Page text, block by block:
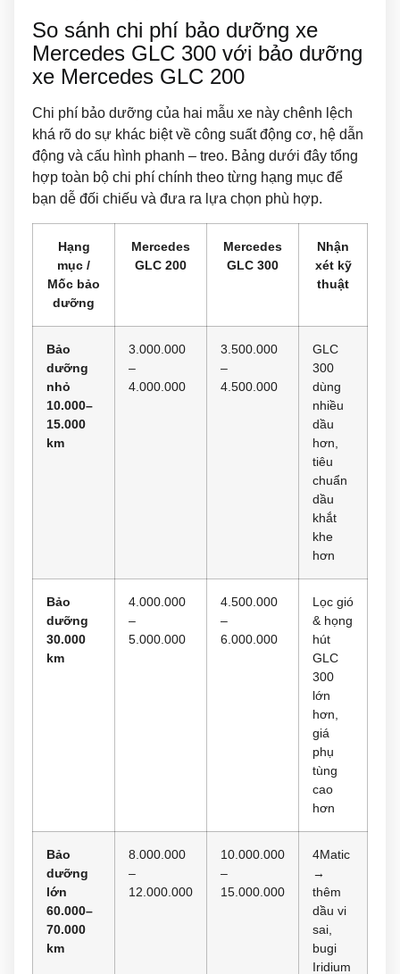
So sánh chi phí bảo dưỡng xe
Mercedes GLC 300 với bảo dưỡng
xe Mercedes GLC 200
Chi phí bảo dưỡng của hai mẫu xe này chênh lệch
khá rõ do sự khác biệt về công suất động cơ, hệ dẫn
động và cấu hình phanh – treo. Bảng dưới đây tổng
hợp toàn bộ chi phí chính theo từng hạng mục để
bạn dễ đối chiếu và đưa ra lựa chọn phù hợp.
Hạng
mục /
Mốc bảo
dưỡng
Mercedes
GLC 200
Mercedes
GLC 300
Nhận
xét kỹ
thuật
Bảo
dưỡng
nhỏ
10.000–
15.000
km
3.000.000
–
4.000.000
3.500.000
–
4.500.000
GLC
300
dùng
nhiều
dầu
hơn,
tiêu
chuẩn
dầu
khắt
khe
hơn
Bảo
dưỡng
30.000
km
4.000.000
–
5.000.000
4.500.000
–
6.000.000
Lọc gió
& họng
hút
GLC
300
lớn
hơn,
giá
phụ
tùng
cao
hơn
Bảo
dưỡng
lớn
60.000–
70.000
km
8.000.000
–
12.000.000
10.000.000
–
15.000.000
4Matic
→
thêm
dầu vi
sai,
bugi
Iridium